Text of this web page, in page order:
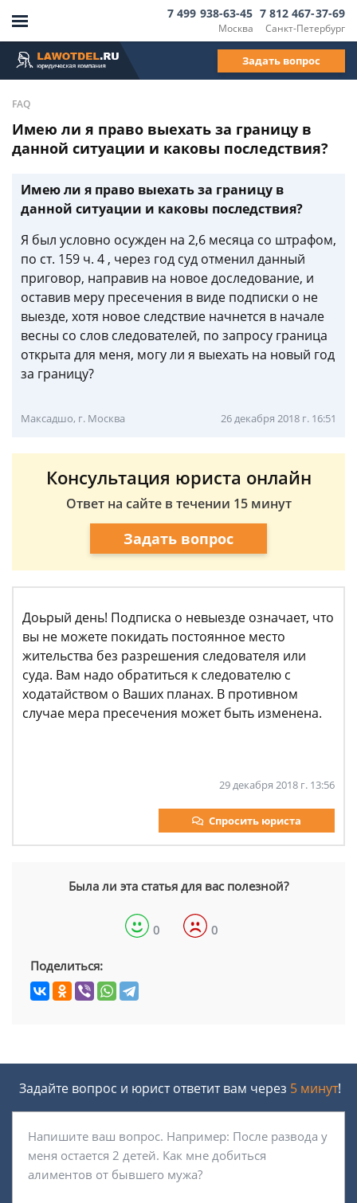
Москва
7 499 938-63-45
Санкт-Петербург
7 812 467-37-69
Задать вопрос
FAQ
Имею ли я право выехать за границу в
данной ситуации и каковы последствия?
Имею ли я право выехать за границу в
данной ситуации и каковы последствия?
Я был условно осужден на 2,6 месяца со штрафом,
по ст. 159 ч. 4 , через год суд отменил данный
приговор, направив на новое доследование, и
оставив меру пресечения в виде подписки о не
выезде, хотя новое следствие начнется в начале
весны со слов следователей, по запросу граница
открыта для меня, могу ли я выехать на новый год
за границу?
Максадшо, г. Москва 26 декабря 2018 г. 16:51
Консультация юриста онлайн
Ответ на сайте в течении 15 минут
Задать вопрос
Доьрый день! Подписка о невыезде означает, что
вы не можете покидать постоянное место
жительства без разрешения следователя или
суда. Вам надо обратиться к следователю с
ходатайством о Ваших планах. В противном
случае мера пресечения может быть изменена.
29 декабря 2018 г. 13:56
Спросить юриста
Была ли эта статья для вас полезной?
0 0
Поделиться:
Задайте вопрос и юрист ответит вам через 5 минут!